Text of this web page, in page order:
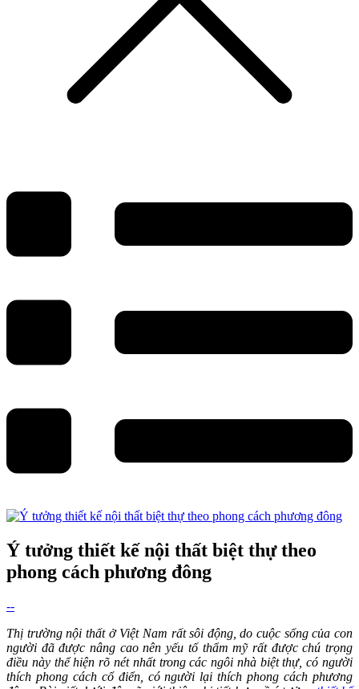
Ý tưởng thiết kế nội thất biệt thự theo
phong cách phương đông
--
Thị trường nội thất ở Việt Nam rất sôi động, do cuộc sống của con
người đã được nâng cao nên yếu tố thẩm mỹ rất được chú trọng
điều này thể hiện rõ nét nhất trong các ngôi nhà biệt thự, có người
thích phong cách cổ điển, có người lại thích phong cách phương